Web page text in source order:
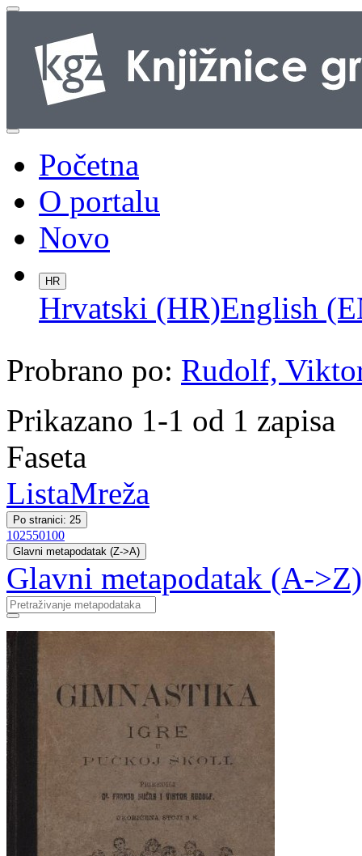
Početna
O portalu
Novo
HR
Hrvatski (HR)English
Probrano po: Rudolf,
Prikazano 1-1 od 1 zapisa
Faseta
ListaMreža
Po stranici: 25
102550100
Glavni metapodatak (Z->A)
Glavni metapodatak (A->Z)